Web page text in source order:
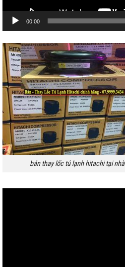
00:00
bán thay lốc tủ lạnh hitachi tại nhà